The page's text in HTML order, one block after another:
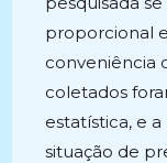
proporcional
conveniência
coletados
estatística, e
situação de